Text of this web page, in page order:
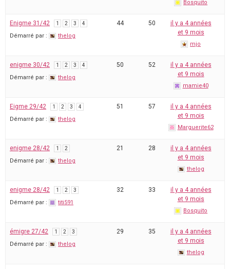
Bosquito
Enigme 31/42 1 2 3 4
Démarré par : thelog
44 50
il y a 4 années
et 9 mois
mjo
enigme 30/42 1 2 3 4
Démarré par : thelog
50 52
il y a 4 années
et 9 mois
mamie40
Eigme 29/42 1 2 3 4
Démarré par : thelog
51 57
il y a 4 années
et 9 mois
Marguerite62
enigme 28/42 1 2
Démarré par : thelog
21 28
il y a 4 années
et 9 mois
thelog
enigme 28/42 1 2 3
Démarré par : titi591
32 33
il y a 4 années
et 9 mois
Bosquito
émigre 27/42 1 2 3
Démarré par : thelog
29 35
il y a 4 années
et 9 mois
thelog